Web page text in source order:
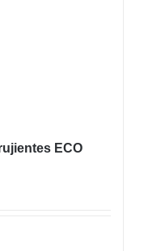
ECO